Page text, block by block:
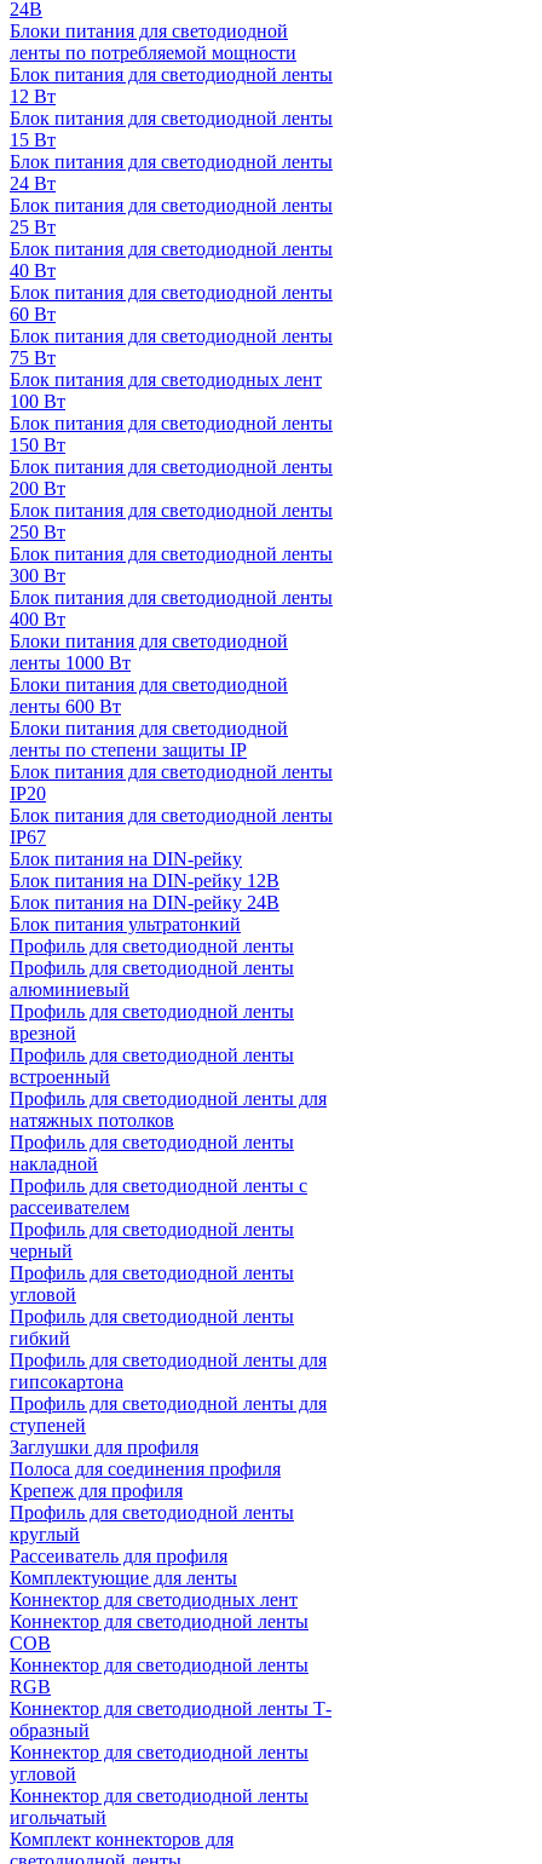
24В
Блоки питания для светодиодной
ленты по потребляемой мощности
Блок питания для светодиодной ленты
12 Вт
Блок питания для светодиодной ленты
15 Вт
Блок питания для светодиодной ленты
24 Вт
Блок питания для светодиодной ленты
25 Вт
Блок питания для светодиодной ленты
40 Вт
Блок питания для светодиодной ленты
60 Вт
Блок питания для светодиодной ленты
75 Вт
Блок питания для светодиодных лент
100 Вт
Блок питания для светодиодной ленты
150 Вт
Блок питания для светодиодной ленты
200 Вт
Блок питания для светодиодной ленты
250 Вт
Блок питания для светодиодной ленты
300 Вт
Блок питания для светодиодной ленты
400 Вт
Блоки питания для светодиодной
ленты 1000 Вт
Блоки питания для светодиодной
ленты 600 Вт
Блоки питания для светодиодной
ленты по степени защиты IP
Блок питания для светодиодной ленты
IP20
Блок питания для светодиодной ленты
IP67
Блок питания на DIN-рейку
Блок питания на DIN-рейку 12В
Блок питания на DIN-рейку 24В
Блок питания ультратонкий
Профиль для светодиодной ленты
Профиль для светодиодной ленты
алюминиевый
Профиль для светодиодной ленты
врезной
Профиль для светодиодной ленты
встроенный
Профиль для светодиодной ленты для
натяжных потолков
Профиль для светодиодной ленты
накладной
Профиль для светодиодной ленты с
рассеивателем
Профиль для светодиодной ленты
черный
Профиль для светодиодной ленты
угловой
Профиль для светодиодной ленты
гибкий
Профиль для светодиодной ленты для
гипсокартона
Профиль для светодиодной ленты для
ступеней
Заглушки для профиля
Полоса для соединения профиля
Крепеж для профиля
Профиль для светодиодной ленты
круглый
Рассеиватель для профиля
Комплектующие для ленты
Коннектор для светодиодных лент
Коннектор для светодиодной ленты
COB
Коннектор для светодиодной ленты
RGB
Коннектор для светодиодной ленты Т-
образный
Коннектор для светодиодной ленты
угловой
Коннектор для светодиодной ленты
игольчатый
Комплект коннекторов для